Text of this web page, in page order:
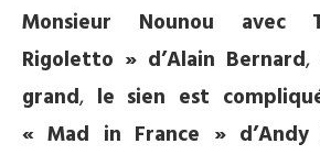
Monsieur Nounou avec
Rigoletto » d’Alain Bernard,
grand, le sien est
« Mad in France » d’Andy